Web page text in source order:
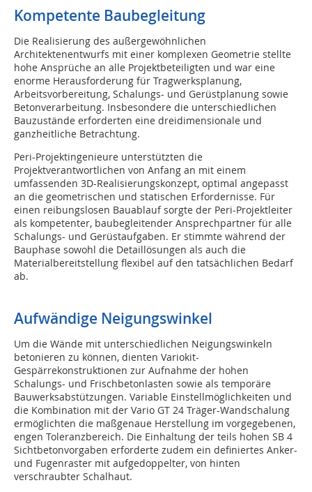
Kompetente Baubegleitung
Die Realisierung des außergewöhnlichen
Architektenentwurfs mit einer komplexen Geometrie stellte
hohe Ansprüche an alle Projektbeteiligten und war eine
enorme Herausforderung für Tragwerksplanung,
Arbeitsvorbereitung, Schalungs- und Gerüstplanung sowie
Betonverarbeitung. Insbesondere die unterschiedlichen
Bauzustände erforderten eine dreidimensionale und
ganzheitliche Betrachtung.
Peri-Projektingenieure unterstützten die
Projektverantwortlichen von Anfang an mit einem
umfassenden 3D-Realisierungskonzept, optimal angepasst
an die geometrischen und statischen Erfordernisse. Für
einen reibungslosen Bauablauf sorgte der Peri-Projektleiter
als kompetenter, baubegleitender Ansprechpartner für alle
Schalungs- und Gerüstaufgaben. Er stimmte während der
Bauphase sowohl die Detaillösungen als auch die
Materialbereitstellung flexibel auf den tatsächlichen Bedarf
ab.
Aufwändige Neigungswinkel
Um die Wände mit unterschiedlichen Neigungswinkeln
betonieren zu können, dienten Variokit-
Gespärrekonstruktionen zur Aufnahme der hohen
Schalungs- und Frischbetonlasten sowie als temporäre
Bauwerksabstützungen. Variable Einstellmöglichkeiten und
die Kombination mit der Vario GT 24 Träger-Wandschalung
ermöglichten die maßgenaue Herstellung im vorgegebenen,
engen Toleranzbereich. Die Einhaltung der teils hohen SB 4
Sichtbetonvorgaben erforderte zudem ein definiertes Anker-
und Fugenraster mit aufgedoppelter, von hinten
verschraubter Schalhaut.